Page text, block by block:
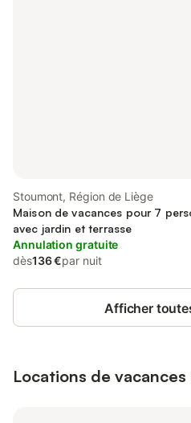
Stoumont, Région de Liège
Maison de vacances pour 7
avec jardin et terrasse
Annulation gratuite
dès136 €par nuit
Afficher
Locations de vacances